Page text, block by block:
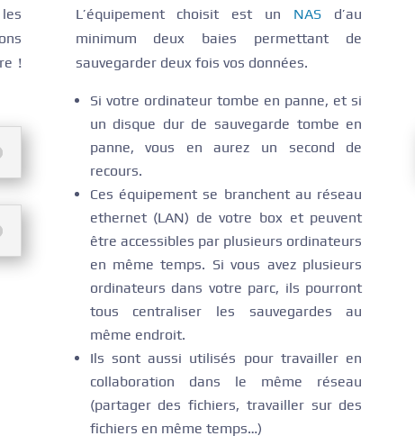
les
!
L’équipement choisit est un NAS d’au
minimum deux baies permettant de
sauvegarder deux fois vos données.
Si votre ordinateur tombe en panne, et si
un disque dur de sauvegarde tombe en
panne, vous en aurez un second de
recours.
Ces équipement se branchent au réseau
ethernet (LAN) de votre box et peuvent
être accessibles par plusieurs ordinateurs
en même temps. Si vous avez plusieurs
ordinateurs dans votre parc, ils pourront
tous centraliser les sauvegardes au
même endroit.
Ils sont aussi utilisés pour travailler en
collaboration dans le même réseau
(partager des fichiers, travailler sur des
fichiers en même temps…)